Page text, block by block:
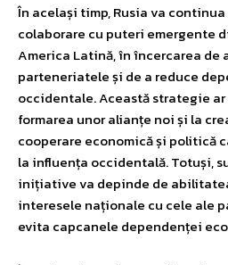
În același timp, Rusia va
colaborare cu puteri emergente
America Latină, în încercarea de
parteneriatele și de a reduce
occidentale. Această strategie
formarea unor alianțe noi și la
cooperare economică și politică
la influența occidentală. Totuși,
inițiative va depinde de
interesele naționale cu cele ale
evita capcanele dependenței